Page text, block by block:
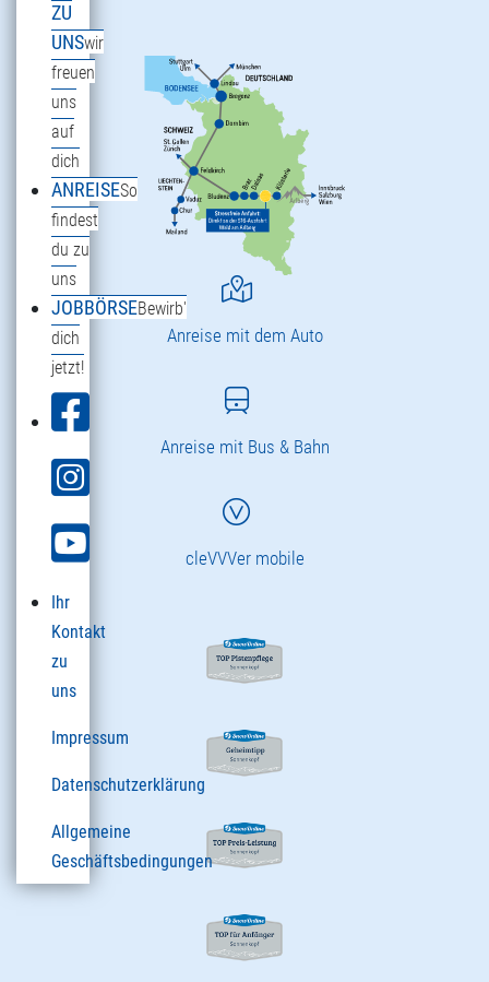
ZU
UNSwir
freuen
uns
auf
dich
ANREISESo
findest
du zu
uns
JOBBÖRSEBewirb'
dich
jetzt!
Ihr
Kontakt
zu
uns
Impressum
Datenschutzerklärung
Allgemeine
Geschäftsbedingungen
Anreise mit dem Auto
Anreise mit Bus & Bahn
cleVVVer mobile